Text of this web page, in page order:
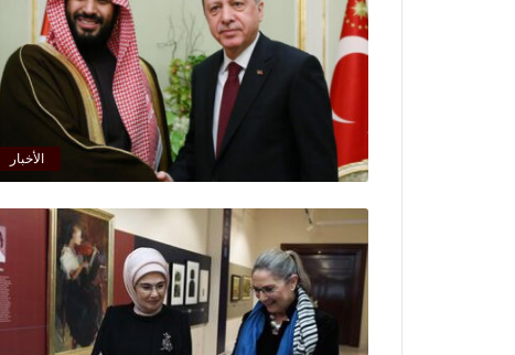
الأخبار